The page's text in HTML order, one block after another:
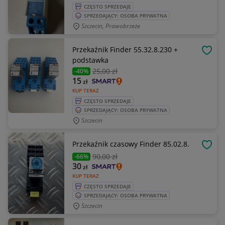
CZĘSTO SPRZEDAJE
SPRZEDAJĄCY: OSOBA PRYWATNA
Szczecin, Prawobrzeże
Przekaźnik Finder 55.32.8.230 +
podstawka
-40% 25,00 zł
KUP TERAZ
15zł
CZĘSTO SPRZEDAJE
SPRZEDAJĄCY: OSOBA PRYWATNA
Szczecin
Przekaźnik czasowy Finder 85.02.8.
-66% 90,00 zł
KUP TERAZ
30zł
CZĘSTO SPRZEDAJE
SPRZEDAJĄCY: OSOBA PRYWATNA
Szczecin